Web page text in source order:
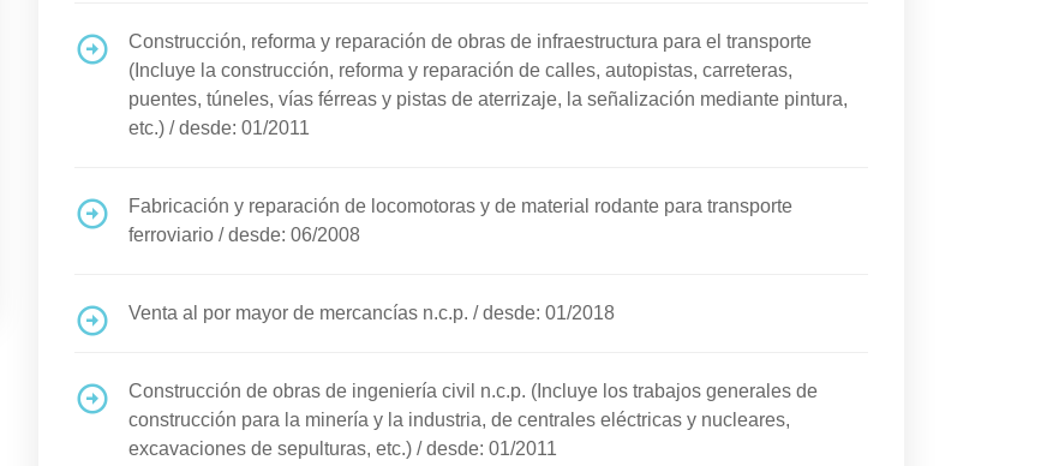
Construcción, reforma y reparación de obras de infraestructura para el transporte
(Incluye la construcción, reforma y reparación de calles, autopistas, carreteras,
puentes, túneles, vías férreas y pistas de aterrizaje, la señalización mediante pintura,
etc.) /desde: 01/2011
Fabricación y reparación de locomotoras y de material rodante para transporte
ferroviario /desde: 06/2008
Venta al por mayor de mercancías n.c.p. /desde: 01/2018
Construcción de obras de ingeniería civil n.c.p. (Incluye los trabajos generales de
construcción para la minería y la industria, de centrales eléctricas y nucleares,
excavaciones de sepulturas, etc.) /desde: 01/2011